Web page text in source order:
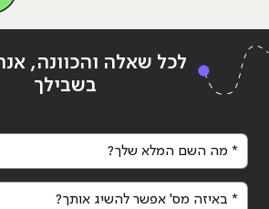
Continue reading
לכל שאלה והכוונה,
בשבילך
* מה השם המלא שלך?
* באיזה מס' אפשר להשיג אותך?